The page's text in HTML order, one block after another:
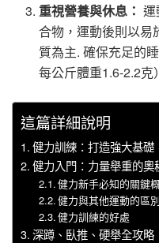
重視營養與休息： 運
合物，運動後則以易
質為主. 確保充足的
每公斤體重1.6-2.2克
這篇詳細說明
健力訓練：打造強大基礎
健力入門：力量舉重的奧
健力新手必知的關鍵
健力與其他運動的區別
健力訓練的好處
深蹲、臥推、硬舉全攻